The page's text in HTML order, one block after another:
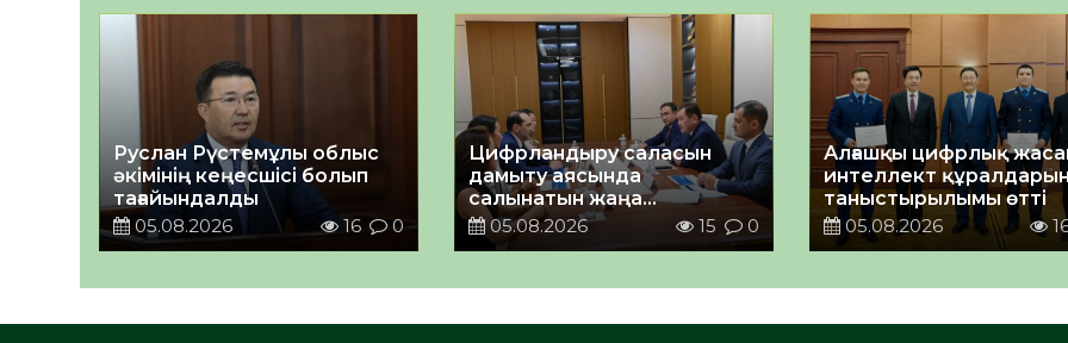
Руслан Рүстемұлы облыс
әкімінің кеңесшісі болып
тағайындалды
05.08.2026
16 0
Цифрландыру саласын
дамыту аясында
салынатын жаңа
орталықтың жобасы
талқыланды
05.08.2026 15 0
Алғашқы цифрлық
интеллект
таныстырылымы өтті
05.08.2026